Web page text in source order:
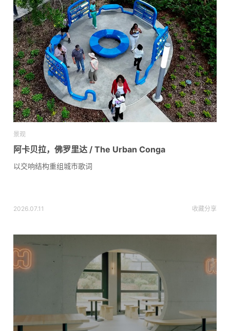
景观
阿卡贝拉，佛罗里达 / The Urban Conga
以交响结构重组城市歌词
2026.07.11 收藏分享